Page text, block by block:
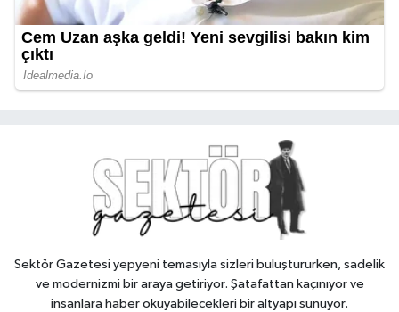
Sektör Gazetesi yepyeni temasıyla sizleri buluştururken, sadelik
ve modernizmi bir araya getiriyor. Şatafattan kaçınıyor ve
insanlara haber okuyabilecekleri bir altyapı sunuyor.